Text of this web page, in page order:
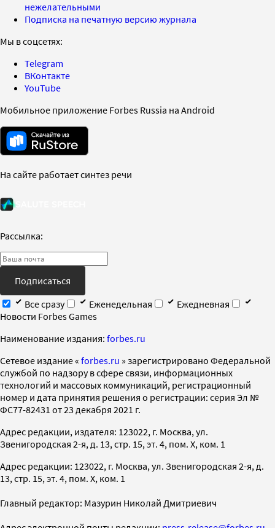
нежелательными
Подписка на печатную версию журнала
Мы в соцсетях:
Telegram
ВКонтакте
YouTube
Мобильное приложение Forbes Russia на Android
На сайте работает синтез речи
Рассылка:
Подписаться
Все сразу
Еженедельная
Ежедневная
Новости Forbes Games
Наименование издания: forbes.ru
Cетевое издание « forbes.ru » зарегистрировано Федеральной
службой по надзору в сфере связи, информационных
технологий и массовых коммуникаций, регистрационный
номер и дата принятия решения о регистрации: серия Эл №
ФС77-82431 от 23 декабря 2021 г.
Адрес редакции, издателя: 123022, г. Москва, ул.
Звенигородская 2-я, д. 13, стр. 15, эт. 4, пом. X, ком. 1
Адрес редакции: 123022, г. Москва, ул. Звенигородская 2-я, д.
13, стр. 15, эт. 4, пом. X, ком. 1
Главный редактор: Мазурин Николай Дмитриевич